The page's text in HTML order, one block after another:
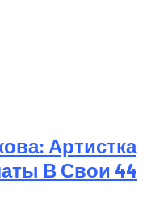
Артистка
В Свои 44